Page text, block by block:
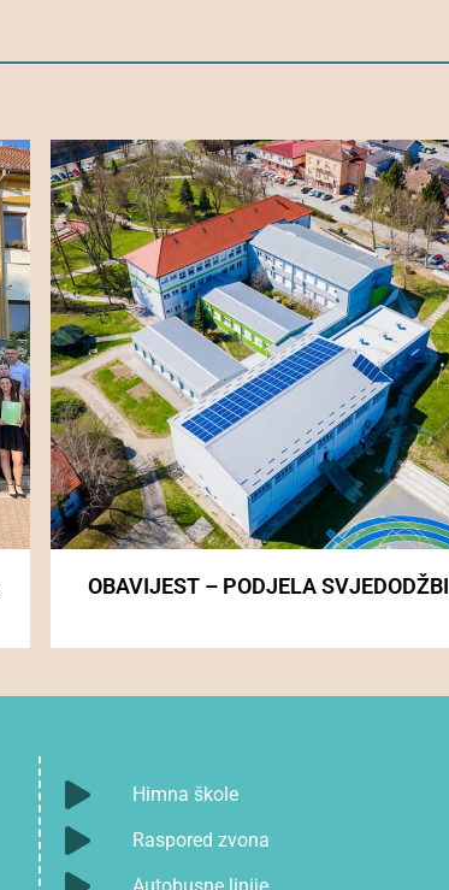
OBAVIJEST – PODJELA SVJEDODŽBI
Himna škole
Raspored zvona